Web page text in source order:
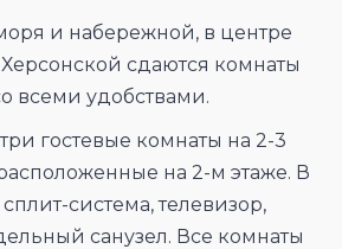
и набережной, в центре
сдаются комнаты
всеми удобствами.
гостевые комнаты на 2-3
на 2-м этаже. В
система, телевизор,
санузел. Все комнаты